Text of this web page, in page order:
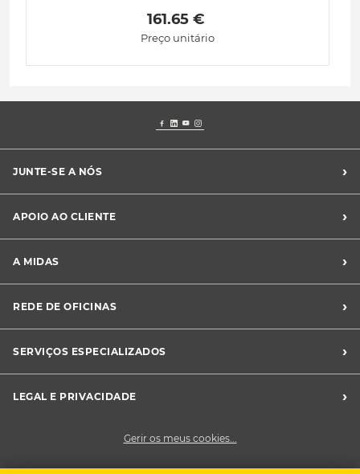
161.65 €
Preço unitário
JUNTE-SE A NÓS ›
Franchising Midas
APOIO AO CLIENTE ›
Livro de Reclamações
Canal de Denúncias
Perguntas Frequentes
A MIDAS ›
Sustentabilidade
Notícias Midas
REDE DE OFICINAS ›
SERVIÇOS ESPECIALIZADOS
›
LEGAL E PRIVACIDADE
›
Cookies
Gerir os meus cookies...